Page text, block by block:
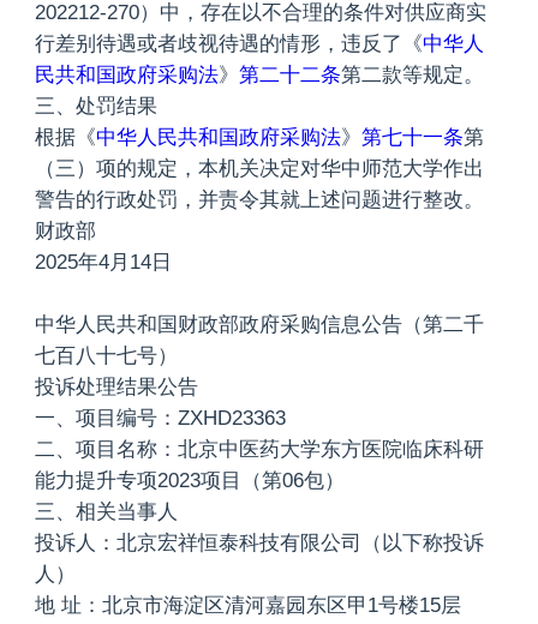
202212-270）中，存在以不合理的条件对供应商实
行差别待遇或者歧视待遇的情形，违反了《中华人
民共和国政府采购法》 第二十二条第二款等规定。
三、处罚结果
根据《中华人民共和国政府采购法》 第七十一条第
（三）项的规定，本机关决定对华中师范大学作出
警告的行政处罚，并责令其就上述问题进行整改。
财政部
2025年4月14日
中华人民共和国财政部政府采购信息公告（第二千
七百八十七号）
投诉处理结果公告
一、项目编号：ZXHD23363
二、项目名称：北京中医药大学东方医院临床科研
能力提升专项2023项目（第06包）
三、相关当事人
投诉人：北京宏祥恒泰科技有限公司（以下称投诉
人）
地 址：北京市海淀区清河嘉园东区甲1号楼15层